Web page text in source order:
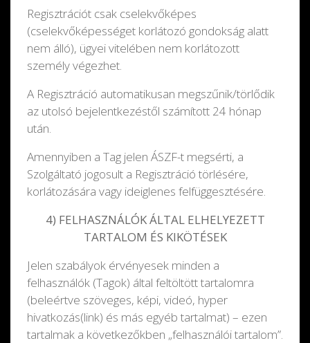
Regisztrációt csak cselekvőképes
(cselekvőképességet korlátozó gondokság alatt
nem álló), ügyei vitelében nem korlátozott
személy végezhet.
A Regisztráció automatikusan megszűnik/törlődik
az utolsó bejelentkezéstől számított 24 hónap
után.
Amennyiben a Tag jelen ÁSZF-t megsérti, a
Szolgáltató jogosult a Regisztráció törlésére,
korlátozására vagy ideiglenes felfüggesztésére.
4) FELHASZNÁLÓK ÁLTAL ELHELYEZETT
TARTALOM ÉS KIKÖTÉSEK
Jelen szabályok érvényesek minden a
felhasználók (Tagok) által feltöltött tartalomra
(beleértve szöveges, képi, videó, hyper
hivatkozás(link) és más egyéb tartalmat) – ezen
tartalmak a következőkben „felhasználói tartalom”.